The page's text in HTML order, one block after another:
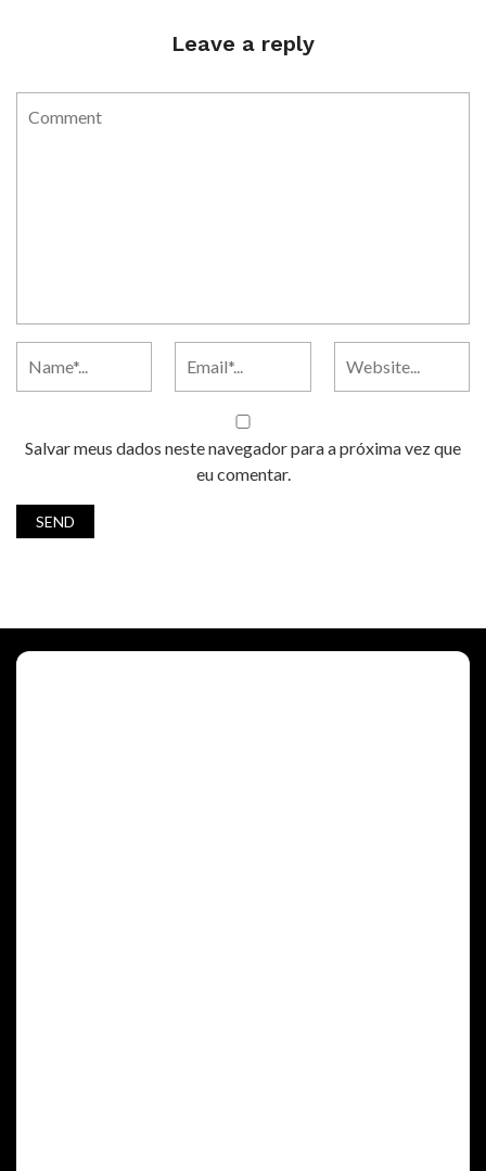
Leave a reply
Salvar meus dados neste navegador para a próxima vez que
eu comentar.